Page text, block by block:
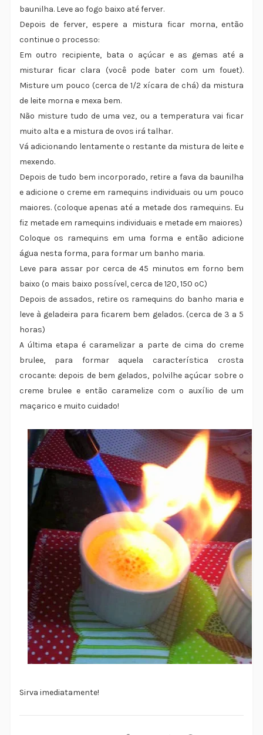
baunilha. Leve ao fogo baixo até ferver.
Depois de ferver, espere a mistura ficar morna, então
continue o processo:
Em outro recipiente, bata o açúcar e as gemas até a
misturar ficar clara (você pode bater com um fouet).
Misture um pouco (cerca de 1/2 xícara de chá) da mistura
de leite morna e mexa bem.
Não misture tudo de uma vez, ou a temperatura vai ficar
muito alta e a mistura de ovos irá talhar.
Vá adicionando lentamente o restante da mistura de leite e
mexendo.
Depois de tudo bem incorporado, retire a fava da baunilha
e adicione o creme em ramequins individuais ou um pouco
maiores. (coloque apenas até a metade dos ramequins. Eu
fiz metade em ramequins individuais e metade em maiores)
Coloque os ramequins em uma forma e então adicione
água nesta forma, para formar um banho maria.
Leve para assar por cerca de 45 minutos em forno bem
baixo (o mais baixo possível, cerca de 120, 150 ºC)
Depois de assados, retire os ramequins do banho maria e
leve à geladeira para ficarem bem gelados. (cerca de 3 a 5
horas)
A última etapa é caramelizar a parte de cima do creme
brulee, para formar aquela característica crosta
crocante: depois de bem gelados, polvilhe açúcar sobre o
creme brulee e então caramelize com o auxílio de um
maçarico e muito cuidado!
Sirva imediatamente!